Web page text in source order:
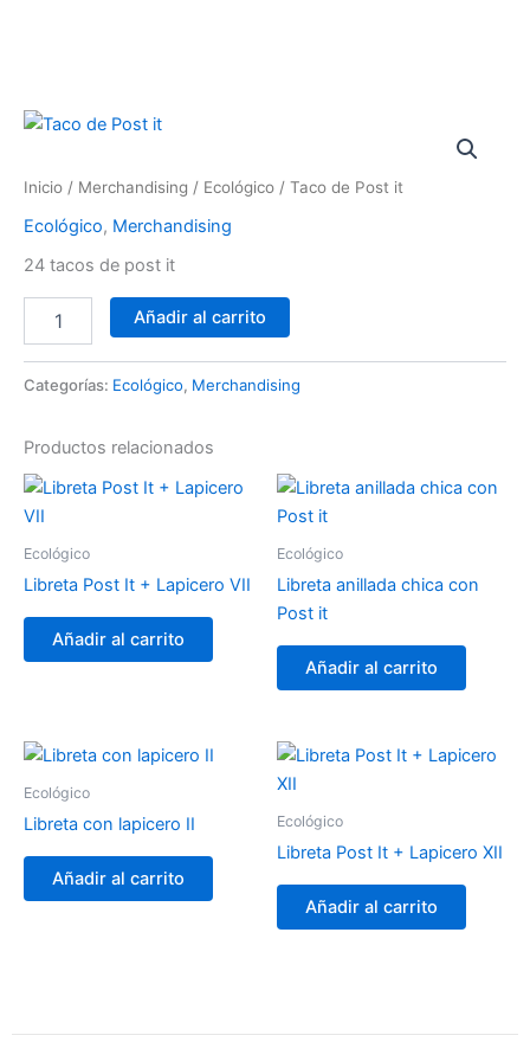
Inicio / Merchandising / Ecológico / Taco de Post it
Ecológico, Merchandising
24 tacos de post it
Taco
it
cantidad
Añadir al carrito
Categorías: Ecológico, Merchandising
Productos relacionados
Ecológico
Libreta Post It + Lapicero VII
Añadir al carrito
Ecológico
Libreta anillada chica con
Post it
Añadir al carrito
Ecológico
Libreta con lapicero II
Añadir al carrito
Ecológico
Libreta Post It + Lapicero XII
Añadir al carrito